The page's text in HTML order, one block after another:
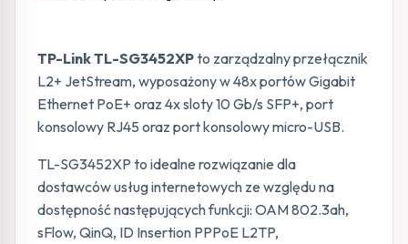
TP-Link TL-SG3452XPto zarządzalny przełącznik
L2+ JetStream, wyposażony w 48x portów Gigabit
Ethernet PoE+ oraz 4x sloty 10 Gb/s SFP+, port
konsolowy RJ45 oraz port konsolowy micro-USB.
TL-SG3452XP to idealne rozwiązanie dla
dostawców usług internetowych ze względu na
dostępność następujących funkcji: OAM 802.3ah,
sFlow, QinQ, ID Insertion PPPoE L2TP,